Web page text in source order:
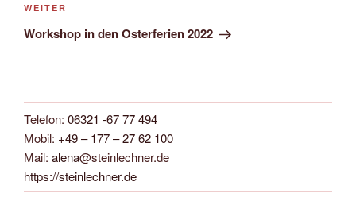
Nächster
Beitrag
WEITER
Workshop in den Osterferien 2022
Telefon: 06321 -67 77 494
Mobil: +49 – 177 – 27 62 100
Mail: alena@steinlechner.de
https://steinlechner.de